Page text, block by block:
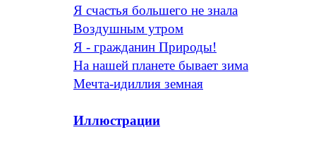
Я счастья большего не знала
Воздушным утром
Я - гражданин Природы!
На нашей планете бывает зима
Мечта-идиллия земная
Иллюстрации